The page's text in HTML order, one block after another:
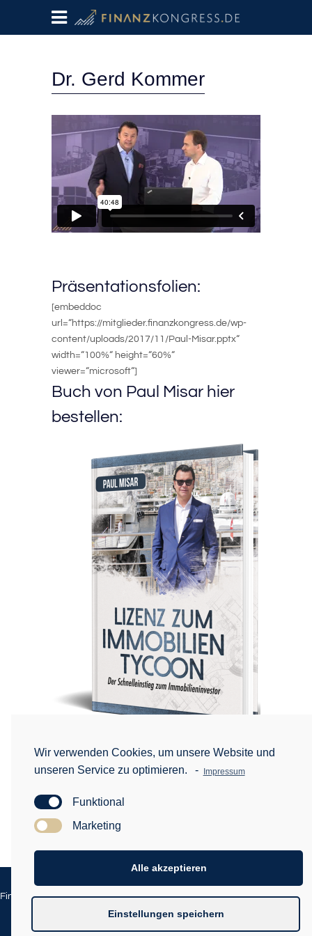
Dr. Gerd Kommer
Präsentationsfolien:
[embeddoc
url=“https://mitglieder.finanzkongress.de/wp-
content/uploads/2017/11/Paul-Misar.pptx“
width=“100%“ height=“60%“
viewer=“microsoft“]
Buch von Paul Misar hier
bestellen:
BESTELLEN
Finanzkongress Made by Digital Beat GmbH |Impressum|Datenschutz
Haftungsausschluss
|Weitere Themen
Wir verwenden Cookies, um unsere Website und
unseren Service zu optimieren.
- Impressum
Funktional
Marketing
Alle akzeptieren
Einstellungen speichern